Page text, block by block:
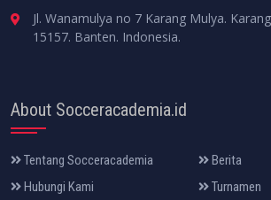
Jl. Wanamulya no 7 Karang Mulya.
15157. Banten. Indonesia.
About Socceracademia.id
Tentang Socceracademia
Berita
Hubungi Kami
Turnamen